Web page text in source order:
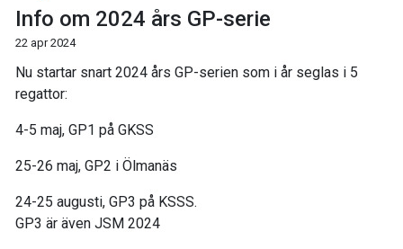
Info om 2024 års GP-serie
22 apr 2024
Nu startar snart 2024 års GP-serien som i år seglas i 5
regattor:
4-5 maj, GP1 på GKSS
25-26 maj, GP2 i Ölmanäs
24-25 augusti, GP3 på KSSS.
GP3 är även JSM 2024